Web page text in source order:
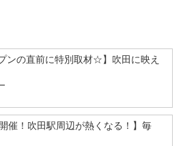
ンの直前に特別取材☆】吹田に映え
催！吹田駅周辺が熱くなる！】毎